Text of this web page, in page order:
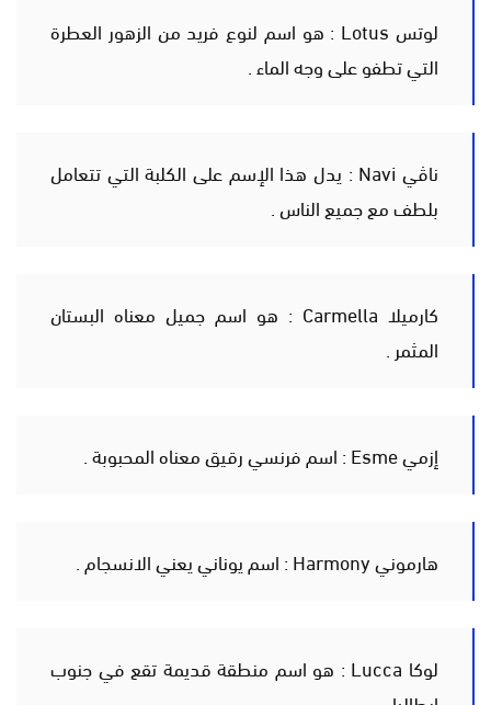
لوتس Lotus : هو اسم لنوع فريد من الزهور العطرة
التي تطفو على وجه الماء .
ناڤي Navi : يدل هذا الإسم على الكلبة التي تتعامل
بلطف مع جميع الناس .
كارميلا Carmella : هو اسم جميل معناه البستان
المثمر .
إزمي Esme : اسم فرنسي رقيق معناه المحبوبة .
هارموني Harmony : اسم يوناني يعني الانسجام .
لوكا Lucca : هو اسم منطقة قديمة تقع في جنوب